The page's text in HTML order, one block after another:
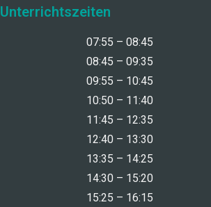
Unterrichtszeiten
07:55 – 08:45
08:45 – 09:35
09:55 – 10:45
10:50 – 11:40
11:45 – 12:35
12:40 – 13:30
13:35 – 14:25
14:30 – 15:20
15:25 – 16:15